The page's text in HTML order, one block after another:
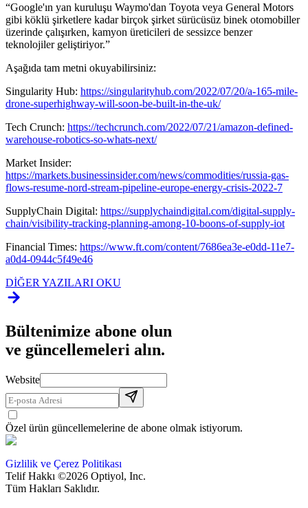
“Google'ın yan kuruluşu Waymo'dan Toyota veya General Motors
gibi köklü şirketlere kadar birçok şirket sürücüsüz binek otomobiller
üzerinde çalışırken, kamyon üreticileri de sessizce benzer
teknolojiler geliştiriyor.”
Aşağıda tam metni okuyabilirsiniz:
Singularity Hub: https://singularityhub.com/2022/07/20/a-165-mile-
drone-superhighway-will-soon-be-built-in-the-uk/
Tech Crunch: https://techcrunch.com/2022/07/21/amazon-defined-
warehouse-robotics-so-whats-next/
Market Insider:
https://markets.businessinsider.com/news/commodities/russia-gas-
flows-resume-nord-stream-pipeline-europe-energy-crisis-2022-7
SupplyChain Digital: https://supplychaindigital.com/digital-supply-
chain/visibility-tracking-planning-among-10-boons-of-supply-iot
Financial Times: https://www.ft.com/content/7686ea3e-e0dd-11e7-
a0d4-0944c5f49e46
DİĞER YAZILARI OKU
Bültenimize abone olun
ve güncellemeleri alın.
Website
Özel ürün güncellemelerine de abone olmak istiyorum.
Gizlilik ve Çerez Politikası
Telif Hakkı ©2026 Optiyol, Inc.
Tüm Hakları Saklıdır.